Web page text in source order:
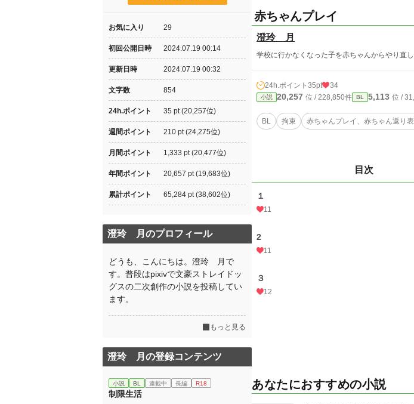
赤ちゃんプレイ
澄玲 月
学校に行かなくなった子を赤ちゃんからやり直
24h.ポイント 35pt 34
小説 20,257 位 / 228,850件 BL 5,113 位 /
BL 拘束 赤ちゃんプレイ、赤ちゃん返り
目次
１
11
2
11
３
12
あなたにおすすめの小説
お気に入り 29
初回公開日時 2024.07.19 00:14
更新日時 2024.07.19 00:32
文字数 854
24h.ポイント 35 pt (20,257位)
週間ポイント 210 pt (24,275位)
月間ポイント 1,333 pt (20,477位)
年間ポイント 20,657 pt (19,683位)
累計ポイント 65,284 pt (38,602位)
澄玲 月のプロフィール
どうも、こんにちは。澄玲 月で
す。普段はpixivで文豪ストレイドッ
グスの二次創作の小説を投稿してい
ます。
もっと見る
澄玲 月の登録コンテンツ
小説 BL 連載中 長編 R18
制限生活